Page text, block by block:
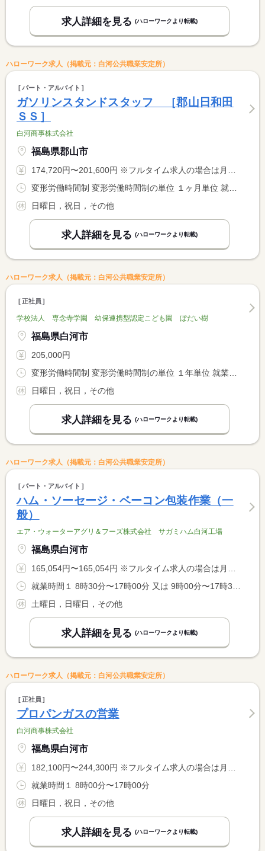
求人詳細を見る (ハローワークより転載)
ハローワーク求人（掲載元：白河公共職業安定所）
パート・アルバイト
ガソリンスタンドスタッフ ［郡山日和田
ＳＳ］
白河商事株式会社
福島県郡山市
174,720円〜201,600円 ※フルタイム求人の場合は月額（換算額）、パート求人の場合は時間額を表示しています。
日曜日，祝日，その他
求人詳細を見る (ハローワークより転載)
ハローワーク求人（掲載元：白河公共職業安定所）
正社員
学校法人 専念寺学園 幼保連携型認定こども園 ぼだい樹
福島県白河市
205,000円
日曜日，祝日，その他
求人詳細を見る (ハローワークより転載)
ハローワーク求人（掲載元：白河公共職業安定所）
パート・アルバイト
ハム・ソーセージ・ベーコン包装作業（一
般）
エア・ウォーターアグリ＆フーズ株式会社 サガミハム白河工場
福島県白河市
165,054円〜165,054円 ※フルタイム求人の場合は月額（換算額）、パート求人の場合は時間額を表示しています。
土曜日，日曜日，その他
求人詳細を見る (ハローワークより転載)
ハローワーク求人（掲載元：白河公共職業安定所）
正社員
プロパンガスの営業
白河商事株式会社
福島県白河市
182,100円〜244,300円 ※フルタイム求人の場合は月額（換算額）、パート求人の場合は時間額を表示しています。
就業時間１ 8時00分〜17時00分
日曜日，祝日，その他
求人詳細を見る (ハローワークより転載)